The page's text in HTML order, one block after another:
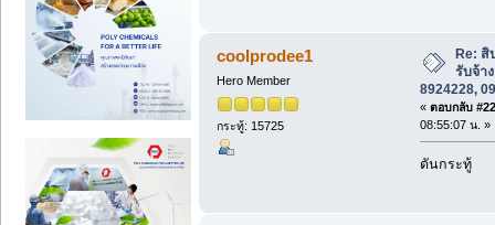
coolprodee1
Hero Member
กระทู้: 15725
Re: สิ
รับจ้า
8924228,
« ตอบกลับ
08:55:07 น. »
ดันกระทู้